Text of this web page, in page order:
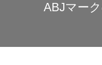
ABJマー